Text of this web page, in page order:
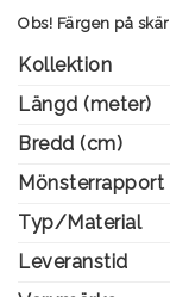
Obs! Färgen på
Kollektion
Längd (meter)
Bredd (cm)
Mönsterrapport
Typ/Material
Leveranstid